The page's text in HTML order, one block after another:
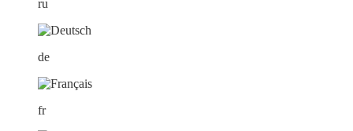
ru
de
fr